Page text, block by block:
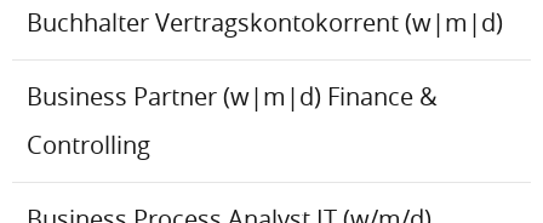
Buchhalter Vertragskontokorrent (w|m|d)
Business Partner (w|m|d) Finance &
Controlling